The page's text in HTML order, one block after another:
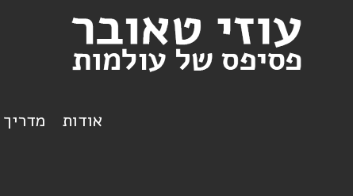
אודות מדריך